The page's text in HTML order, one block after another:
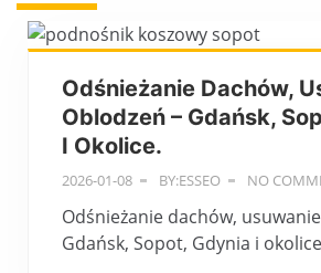
Odśnieżanie Dachów,
Oblodzeń – Gdańsk,
I Okolice.
2026-01-08 BY:ESSEO NO
Odśnieżanie dachów,
Gdańsk, Sopot, Gdynia i